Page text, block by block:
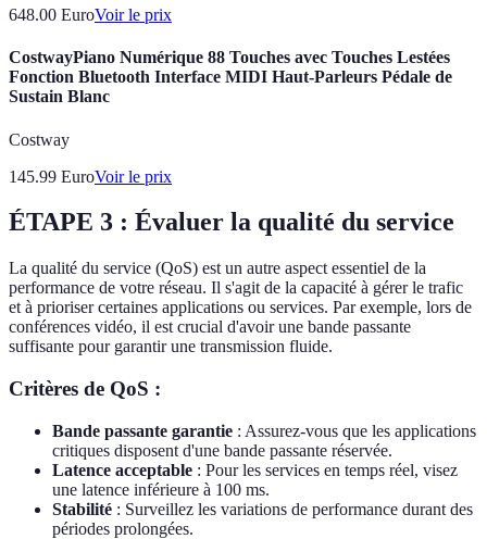
648.00 EuroVoir le prix
CostwayPiano Numérique 88 Touches avec Touches Lestées
Fonction Bluetooth Interface MIDI Haut-Parleurs Pédale de
Sustain Blanc
Costway
145.99 EuroVoir le prix
ÉTAPE 3 : Évaluer la qualité du service
La qualité du service (QoS) est un autre aspect essentiel de la
performance de votre réseau. Il s'agit de la capacité à gérer le trafic
et à prioriser certaines applications ou services. Par exemple, lors de
conférences vidéo, il est crucial d'avoir une bande passante
suffisante pour garantir une transmission fluide.
Critères de QoS :
Bande passante garantie : Assurez-vous que les applications
critiques disposent d'une bande passante réservée.
Latence acceptable : Pour les services en temps réel, visez
une latence inférieure à 100 ms.
Stabilité : Surveillez les variations de performance durant des
périodes prolongées.